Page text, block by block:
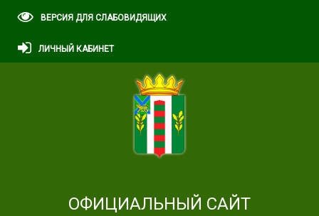
ВЕРСИЯ ДЛЯ СЛАБОВИДЯЩИХ
ЛИЧНЫЙ КАБИНЕТ
ОФИЦИАЛЬНЫЙ САЙТ